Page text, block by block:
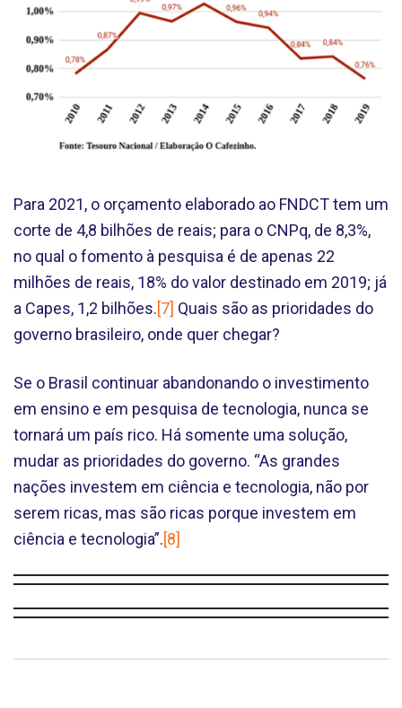
Para 2021, o orçamento elaborado ao FNDCT tem um
corte de 4,8 bilhões de reais; para o CNPq, de 8,3%,
no qual o fomento à pesquisa é de apenas 22
milhões de reais, 18% do valor destinado em 2019; já
a Capes, 1,2 bilhões.[7] Quais são as prioridades do
governo brasileiro, onde quer chegar?
Se o Brasil continuar abandonando o investimento
em ensino e em pesquisa de tecnologia, nunca se
tornará um país rico. Há somente uma solução,
mudar as prioridades do governo. “As grandes
nações investem em ciência e tecnologia, não por
serem ricas, mas são ricas porque investem em
ciência e tecnologia”.[8]